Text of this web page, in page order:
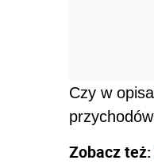
Czy w
Zobacz też: